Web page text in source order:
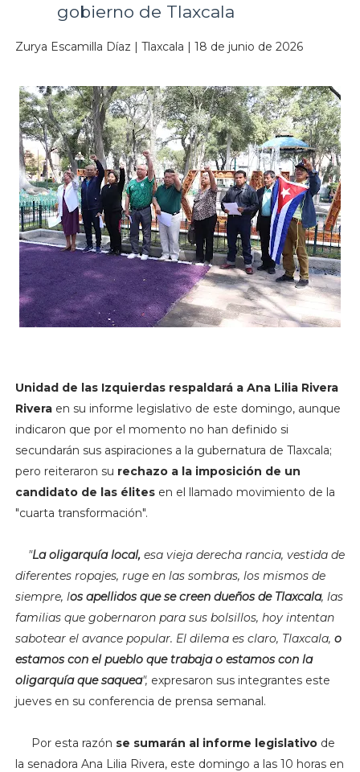
gobierno de Tlaxcala
Zurya Escamilla Díaz | Tlaxcala | 18 de junio de 2026
Unidad de las Izquierdas respaldará a Ana Lilia Rivera
Riveraen su informe legislativo de este domingo, aunque
indicaron que por el momento no han definido si
secundarán sus aspiraciones a la gubernatura de Tlaxcala;
pero reiteraron su rechazo a la imposición de un
candidato de las élites en el llamado movimiento de la
"cuarta transformación".
"La oligarquía local, esa vieja derecha rancia, vestida de
diferentes ropajes, ruge en las sombras, los mismos de
siempre, los apellidos que se creen dueños de Tlaxcala, las
familias que gobernaron para sus bolsillos, hoy intentan
sabotear el avance popular. El dilema es claro, Tlaxcala, o
estamos con el pueblo que trabaja o estamos con la
oligarquía que saquea", expresaron sus integrantes este
jueves en su conferencia de prensa semanal.
Por esta razón se sumarán al informe legislativo de
la senadora Ana Lilia Rivera, este domingo a las 10 horas en